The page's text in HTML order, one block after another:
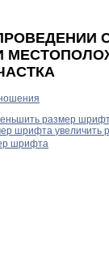
размер
увеличить